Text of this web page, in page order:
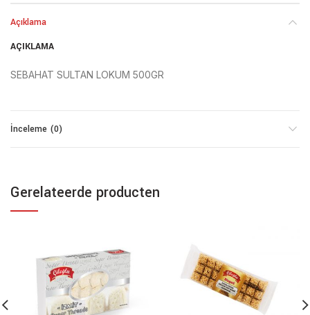
Açıklama
AÇIKLAMA
SEBAHAT SULTAN LOKUM 500GR
İnceleme (0)
Gerelateerde producten